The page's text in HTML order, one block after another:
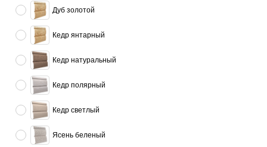
Дуб золотой
Кедр янтарный
Кедр натуральный
Кедр полярный
Кедр светлый
Ясень беленый